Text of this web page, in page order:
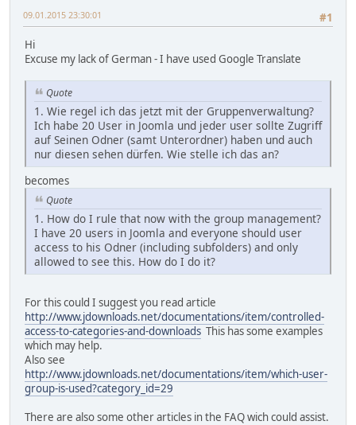
#1
09.01.2015 23:30:01
Hi
Excuse my lack of German - I have used Google Translate
Quote
1. Wie regel ich das jetzt mit der Gruppenverwaltung?
Ich habe 20 User in Joomla und jeder user sollte Zugriff
auf Seinen Odner (samt Unterordner) haben und auch
nur diesen sehen dürfen. Wie stelle ich das an?
becomes
Quote
1. How do I rule that now with the group management?
I have 20 users in Joomla and everyone should user
access to his Odner (including subfolders) and only
allowed to see this. How do I do it?
For this could I suggest you read article
http://www.jdownloads.net/documentations/item/controlled-
access-to-categories-and-downloads This has some examples
which may help.
Also see
http://www.jdownloads.net/documentations/item/which-user-
group-is-used?category_id=29
There are also some other articles in the FAQ wich could assist.